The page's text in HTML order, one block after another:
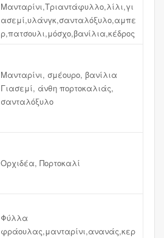
Μανταρίνι,Τριαντάφυλλο,λίλι,γι
ασεμί,υλάνγκ,σανταλόξυλο,αμπε
ρ,πατσουλι,μόσχο,βανίλια,κέδρος
Μανταρίνι, σμέουρο, βανίλια
Γιασεμί, άνθη πορτοκαλιάς,
σανταλόξυλο
Ορχιδέα, Πορτοκαλί
Φύλλα
φράουλας,μανταρίνι,ανανάς,κερ